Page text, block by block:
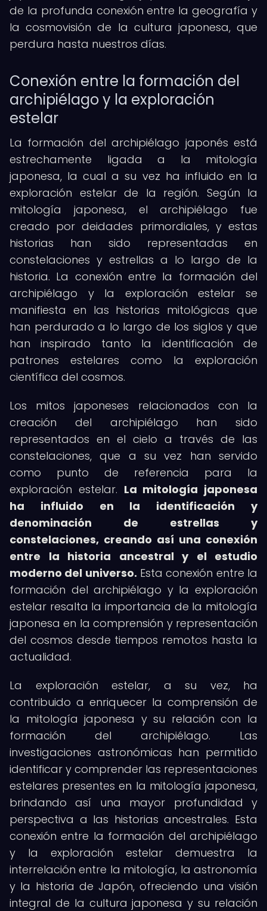
de la profunda conexión entre la geografía y
la cosmovisión de la cultura japonesa, que
perdura hasta nuestros días.
Conexión entre la formación del
archipiélago y la exploración
estelar
La formación del archipiélago japonés está
estrechamente ligada a la mitología
japonesa, la cual a su vez ha influido en la
exploración estelar de la región. Según la
mitología japonesa, el archipiélago fue
creado por deidades primordiales, y estas
historias han sido representadas en
constelaciones y estrellas a lo largo de la
historia. La conexión entre la formación del
archipiélago y la exploración estelar se
manifiesta en las historias mitológicas que
han perdurado a lo largo de los siglos y que
han inspirado tanto la identificación de
patrones estelares como la exploración
científica del cosmos.
Los mitos japoneses relacionados con la
creación del archipiélago han sido
representados en el cielo a través de las
constelaciones, que a su vez han servido
como punto de referencia para la
exploración estelar. La mitología japonesa
ha influido en la identificación y
denominación de estrellas y
constelaciones, creando así una conexión
entre la historia ancestral y el estudio
moderno del universo. Esta conexión entre la
formación del archipiélago y la exploración
estelar resalta la importancia de la mitología
japonesa en la comprensión y representación
del cosmos desde tiempos remotos hasta la
actualidad.
La exploración estelar, a su vez, ha
contribuido a enriquecer la comprensión de
la mitología japonesa y su relación con la
formación del archipiélago. Las
investigaciones astronómicas han permitido
identificar y comprender las representaciones
estelares presentes en la mitología japonesa,
brindando así una mayor profundidad y
perspectiva a las historias ancestrales. Esta
conexión entre la formación del archipiélago
y la exploración estelar demuestra la
interrelación entre la mitología, la astronomía
y la historia de Japón, ofreciendo una visión
integral de la cultura japonesa y su relación